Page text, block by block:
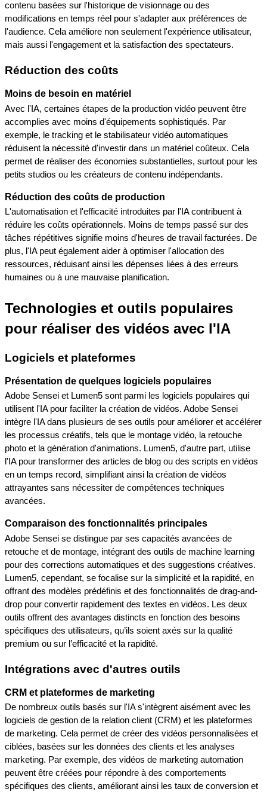
contenu basées sur l'historique de visionnage ou des
modifications en temps réel pour s'adapter aux préférences de
l'audience. Cela améliore non seulement l'expérience utilisateur,
mais aussi l'engagement et la satisfaction des spectateurs.
Réduction des coûts
Moins de besoin en matériel
Avec l'IA, certaines étapes de la production vidéo peuvent être
accomplies avec moins d'équipements sophistiqués. Par
exemple, le tracking et le stabilisateur vidéo automatiques
réduisent la nécessité d'investir dans un matériel coûteux. Cela
permet de réaliser des économies substantielles, surtout pour les
petits studios ou les créateurs de contenu indépendants.
Réduction des coûts de production
L'automatisation et l'efficacité introduites par l'IA contribuent à
réduire les coûts opérationnels. Moins de temps passé sur des
tâches répétitives signifie moins d'heures de travail facturées. De
plus, l'IA peut également aider à optimiser l'allocation des
ressources, réduisant ainsi les dépenses liées à des erreurs
humaines ou à une mauvaise planification.
Technologies et outils populaires
pour réaliser des vidéos avec l'IA
Logiciels et plateformes
Présentation de quelques logiciels populaires
Adobe Sensei et Lumen5 sont parmi les logiciels populaires qui
utilisent l'IA pour faciliter la création de vidéos. Adobe Sensei
intègre l'IA dans plusieurs de ses outils pour améliorer et accélérer
les processus créatifs, tels que le montage vidéo, la retouche
photo et la génération d'animations. Lumen5, d'autre part, utilise
l'IA pour transformer des articles de blog ou des scripts en vidéos
en un temps record, simplifiant ainsi la création de vidéos
attrayantes sans nécessiter de compétences techniques
avancées.
Comparaison des fonctionnalités principales
Adobe Sensei se distingue par ses capacités avancées de
retouche et de montage, intégrant des outils de machine learning
pour des corrections automatiques et des suggestions créatives.
Lumen5, cependant, se focalise sur la simplicité et la rapidité, en
offrant des modèles prédéfinis et des fonctionnalités de drag-and-
drop pour convertir rapidement des textes en vidéos. Les deux
outils offrent des avantages distincts en fonction des besoins
spécifiques des utilisateurs, qu’ils soient axés sur la qualité
premium ou sur l’efficacité et la rapidité.
Intégrations avec d'autres outils
CRM et plateformes de marketing
De nombreux outils basés sur l'IA s'intègrent aisément avec les
logiciels de gestion de la relation client (CRM) et les plateformes
de marketing. Cela permet de créer des vidéos personnalisées et
ciblées, basées sur les données des clients et les analyses
marketing. Par exemple, des vidéos de marketing automation
peuvent être créées pour répondre à des comportements
spécifiques des clients, améliorant ainsi les taux de conversion et